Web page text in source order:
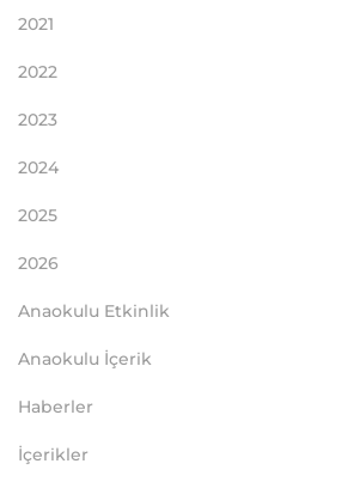
2021
2022
2023
2024
2025
2026
Anaokulu Etkinlik
Anaokulu İçerik
Haberler
İçerikler